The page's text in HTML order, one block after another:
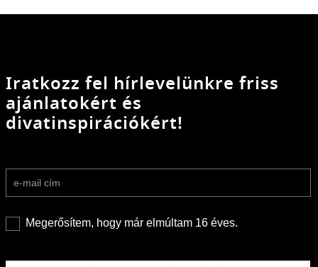
Iratkozz fel hírlevelünkre friss
ajánlatokért és
divatinspirációkért!
Megerősítem, hogy már elmúltam 16 éves.